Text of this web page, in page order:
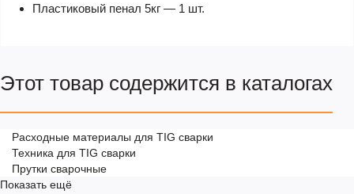
Пластиковый пенал 5кг — 1 шт.
Этот товар содержится в каталогах
Расходные материалы для TIG сварки
Техника для TIG сварки
Прутки сварочные
Показать ещё